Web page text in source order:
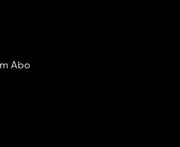
Abo